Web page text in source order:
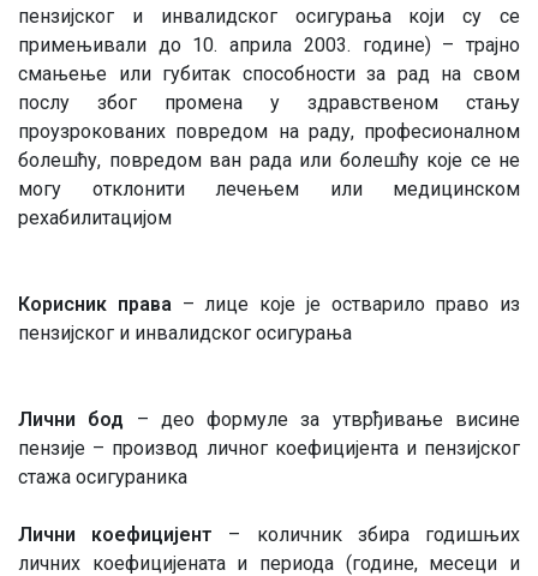
пензијског и инвалидског осигурања који су се
примењивали до 10. априла 2003. године) – трајно
смањење или губитак способности за рад на свом
послу због промена у здравственом стању
проузрокованих повредом на раду, професионалном
болешћу, повредом ван рада или болешћу које се не
могу отклонити лечењем или медицинском
рехабилитацијом
Корисник права – лице које је остварило право из
пензијског и инвалидског осигурања
Лични бод – део формуле за утврђивање висине
пензије – производ личног коефицијента и пензијског
стажа осигураника
Лични коефицијент – количник збира годишњих
личних коефицијената и периода (године, месеци и